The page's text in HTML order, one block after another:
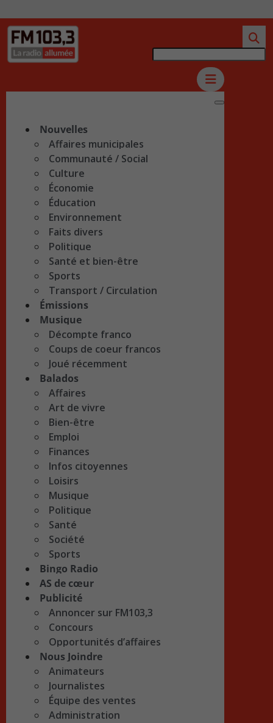
Nouvelles
Affaires municipales
Communauté / Social
Culture
Économie
Éducation
Environnement
Faits divers
Politique
Santé et bien-être
Sports
Transport / Circulation
Émissions
Musique
Décompte franco
Coups de coeur francos
Joué récemment
Balados
Affaires
Art de vivre
Bien-être
Emploi
Finances
Infos citoyennes
Loisirs
Musique
Politique
Santé
Société
Sports
Bingo Radio
AS de cœur
Publicité
Annoncer sur FM103,3
Concours
Opportunités d’affaires
Nous Joindre
Animateurs
Journalistes
Équipe des ventes
Administration